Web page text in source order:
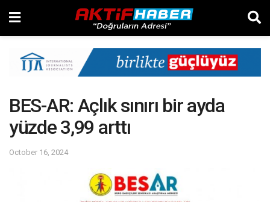
BES-AR: Açlık sınırı bir ayda
yüzde 3,99 arttı
October 16, 2024